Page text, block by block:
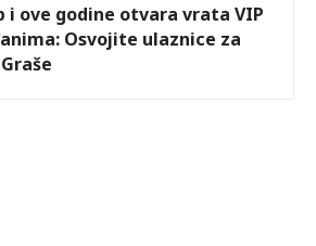
i ove godine otvara vrata VIP
Osvojite ulaznice za